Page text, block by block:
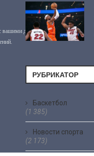
РУБРИКАТОР
Баскетбол
(1 385)
Новости спорта
(2 173)